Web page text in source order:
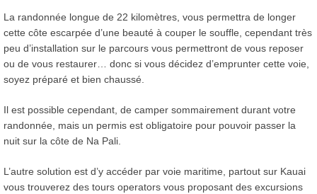
La randonnée longue de 22 kilomètres, vous permettra de longer
cette côte escarpée d’une beauté à couper le souffle, cependant très
peu d’installation sur le parcours vous permettront de vous reposer
ou de vous restaurer… donc si vous décidez d’emprunter cette voie,
soyez préparé et bien chaussé.
Il est possible cependant, de camper sommairement durant votre
randonnée, mais un permis est obligatoire pour pouvoir passer la
nuit sur la côte de Na Pali.
L’autre solution est d’y accéder par voie maritime, partout sur Kauai
vous trouverez des tours operators vous proposant des excursions